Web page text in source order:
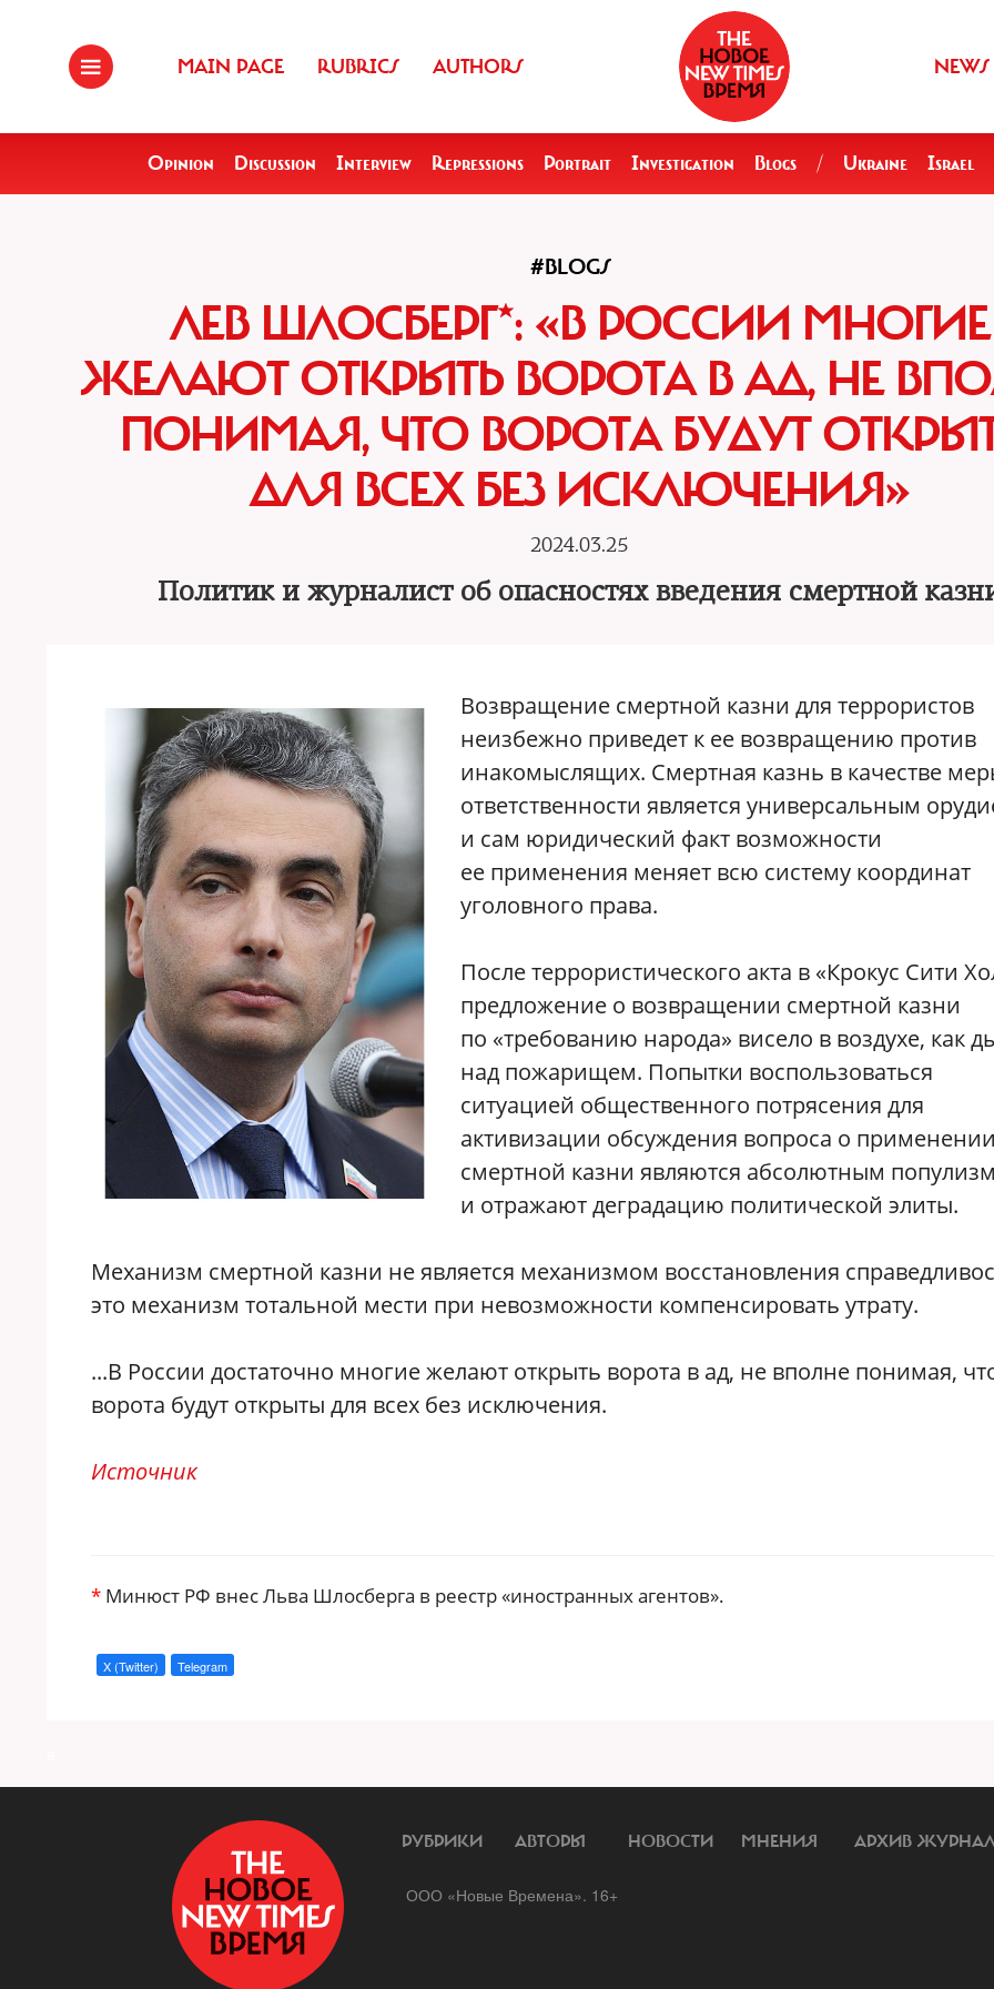
MAIN PAGE RUBRICS AUTHORS NEWS
Opinion Discussion Interview Repressions Portrait Investigation Blogs / Ukraine Israel
#BLOGS
ЛЕВ ШЛОСБЕРГ*: «В РОССИИ МНОГИЕ
ЖЕЛАЮТ ОТКРЫТЬ ВОРОТА В АД, НЕ
ПОНИМАЯ, ЧТО ВОРОТА БУДУТ
ДЛЯ ВСЕХ БЕЗ ИСКЛЮЧЕНИЯ»
2024.03.25
Политик и журналист об опасностях введения смертной
Возвращение смертной казни для террористов
неизбежно приведет к ее возвращению против
инакомыслящих. Смертная казнь в качестве
ответственности является универсальным
и сам юридический факт возможности
ее применения меняет всю систему координат
уголовного права.
После террористического акта в «Крокус Сити
предложение о возвращении смертной казни
по «требованию народа» висело в воздухе, как
над пожарищем. Попытки воспользоваться
ситуацией общественного потрясения для
активизации обсуждения вопроса о применении
смертной казни являются абсолютным
и отражают деградацию политической элиты.
Механизм смертной казни не является механизмом восстановления
это механизм тотальной мести при невозможности компенсировать утрату.
...В России достаточно многие желают открыть ворота в ад, не вполне понимая,
ворота будут открыты для всех без исключения.
Источник
* Минюст РФ внес Льва Шлосберга в реестр «иностранных агентов».
X (Twitter) Telegram
РУБРИКИ АВТОРЫ НОВОСТИ МНЕНИЯ АРХИВ
ООО «Новые Времена». 16+